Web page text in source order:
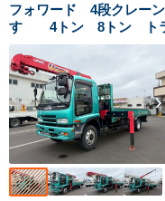
フォワード 4段クレー
すゞ 4トン 8トン ト
古河ユニック ラジコ
7.6トン積載 フック
度制御装置 オートクル